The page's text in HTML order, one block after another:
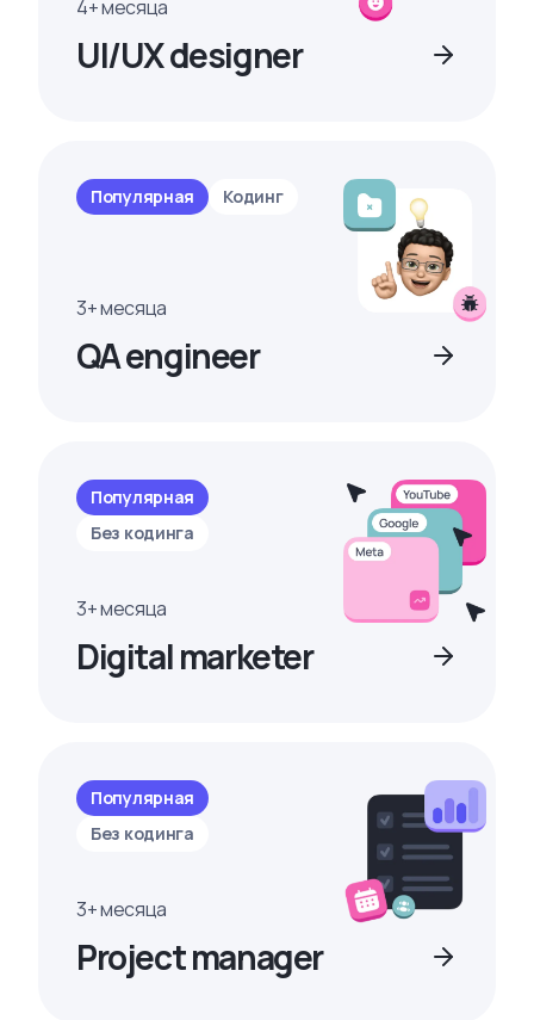
4+ месяца
UI/UX designer
Популярная Кодинг
3+ месяца
QA engineer
Популярная
Без кодинга
3+ месяца
Digital marketer
Популярная
Без кодинга
3+ месяца
Project manager